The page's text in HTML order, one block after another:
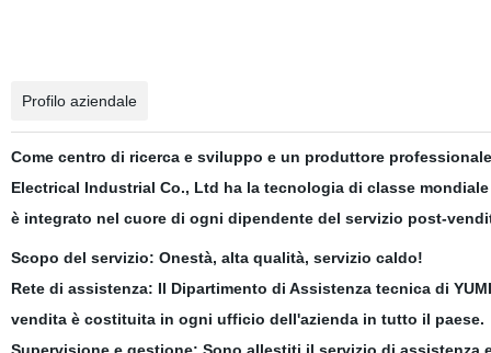
Profilo aziendale
Come centro di ricerca e sviluppo e un produttore
Electrical Industrial Co., Ltd ha la tecnologia di classe
è integrato nel cuore di ogni dipendente del servizio post-
Scopo del servizio: Onestà, alta qualità, servizio caldo!
Rete di assistenza: Il Dipartimento di Assistenza tecnica di
vendita è costituita in ogni ufficio dell'azienda in tutto il paese.